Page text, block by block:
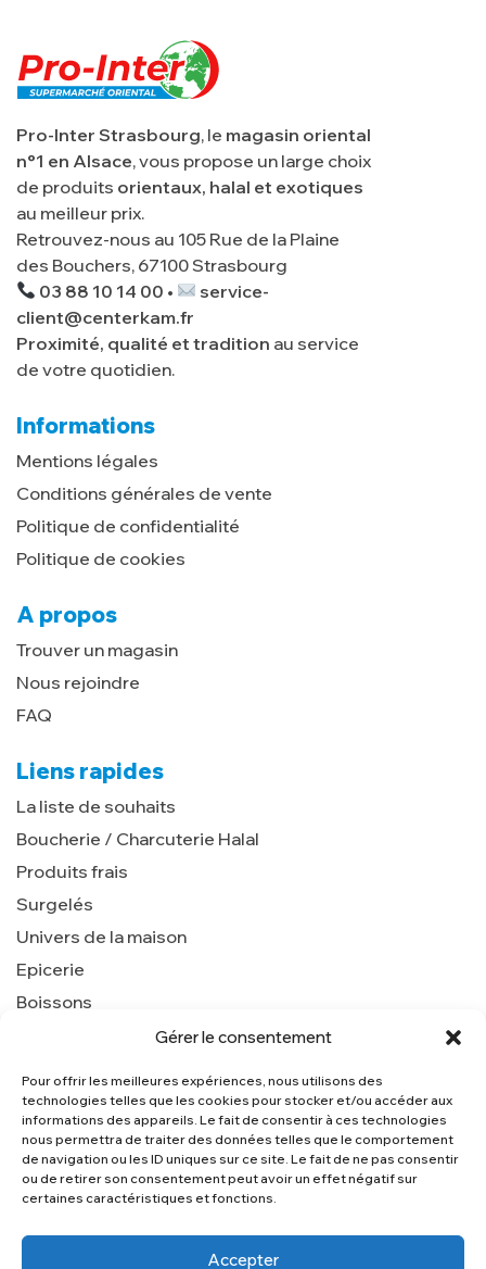
Gérer le consentement
Pour offrir les meilleures expériences, nous utilisons des
technologies telles que les cookies pour stocker et/ou accéder aux
informations des appareils. Le fait de consentir à ces technologies
nous permettra de traiter des données telles que le comportement
de navigation ou les ID uniques sur ce site. Le fait de ne pas consentir
ou de retirer son consentement peut avoir un effet négatif sur
certaines caractéristiques et fonctions.
Accepter
Nous contacter
service-client@centerkam.fr
Pro-Inter Strasbourg, le magasin oriental
n°1 en Alsace, vous propose un large choix
de produits orientaux, halal et exotiques
au meilleur prix.
Retrouvez-nous au 105 Rue de la Plaine
des Bouchers, 67100 Strasbourg
03 88 10 14 00 •
service-
client@centerkam.fr
Proximité, qualité et tradition au service
de votre quotidien.
Informations
Mentions légales
Conditions générales de vente
Politique de confidentialité
Politique de cookies
A propos
Trouver un magasin
Nous rejoindre
FAQ
Liens rapides
La liste de souhaits
Boucherie / Charcuterie Halal
Produits frais
Surgelés
Univers de la maison
Epicerie
Boissons